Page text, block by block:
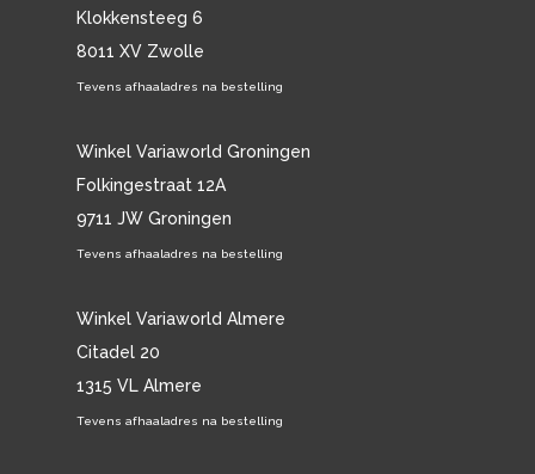
Klokkensteeg 6
8011 XV Zwolle
Tevens afhaaladres na bestelling
Winkel Variaworld Groningen
Folkingestraat 12A
9711 JW Groningen
Tevens afhaaladres na bestelling
Winkel Variaworld Almere
Citadel 20
1315 VL Almere
Tevens afhaaladres na bestelling